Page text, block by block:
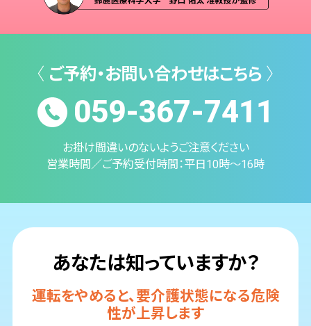
〈 ご予約・お問い合わせはこちら 〉
059-367-7411
お掛け間違いのないようご注意ください
営業時間／ご予約受付時間：平日10時～16時
あなたは知っていますか？
運転をやめると、要介護状態になる危険
性が上昇します